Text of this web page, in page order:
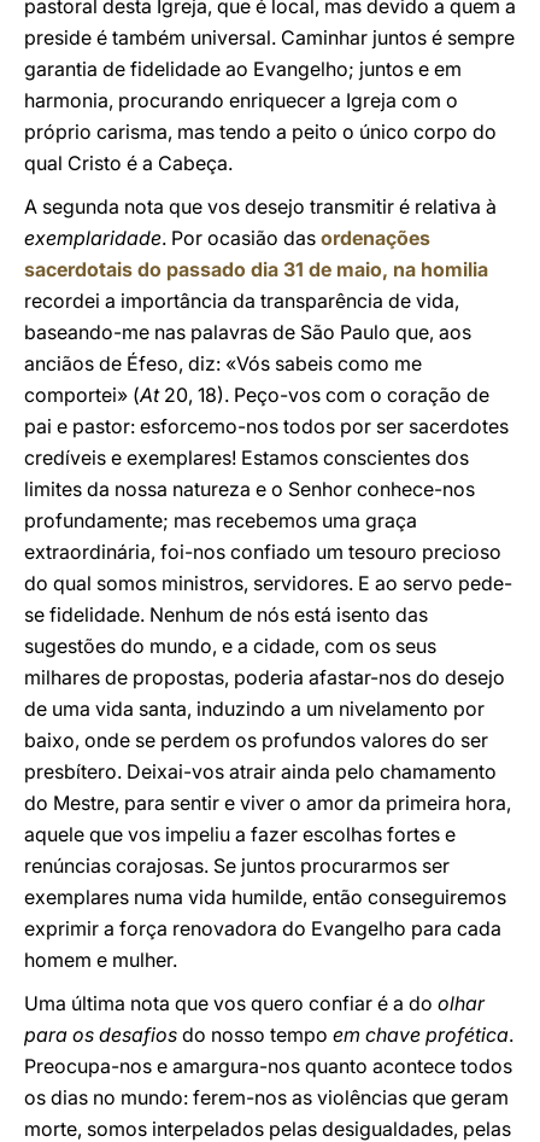
pastoral desta Igreja, que é local, mas devido a quem a
preside é também universal. Caminhar juntos é sempre
garantia de fidelidade ao Evangelho; juntos e em
harmonia, procurando enriquecer a Igreja com o
próprio carisma, mas tendo a peito o único corpo do
qual Cristo é a Cabeça.
A segunda nota que vos desejo transmitir é relativa à
exemplaridade. Por ocasião das ordenações
sacerdotais do passado dia 31 de maio, na homilia
recordei a importância da transparência de vida,
baseando-me nas palavras de São Paulo que, aos
anciãos de Éfeso, diz: «Vós sabeis como me
comportei» (At20, 18). Peço-vos com o coração de
pai e pastor: esforcemo-nos todos por ser sacerdotes
credíveis e exemplares! Estamos conscientes dos
limites da nossa natureza e o Senhor conhece-nos
profundamente; mas recebemos uma graça
extraordinária, foi-nos confiado um tesouro precioso
do qual somos ministros, servidores. E ao servo pede-
se fidelidade. Nenhum de nós está isento das
sugestões do mundo, e a cidade, com os seus
milhares de propostas, poderia afastar-nos do desejo
de uma vida santa, induzindo a um nivelamento por
baixo, onde se perdem os profundos valores do ser
presbítero. Deixai-vos atrair ainda pelo chamamento
do Mestre, para sentir e viver o amor da primeira hora,
aquele que vos impeliu a fazer escolhas fortes e
renúncias corajosas. Se juntos procurarmos ser
exemplares numa vida humilde, então conseguiremos
exprimir a força renovadora do Evangelho para cada
homem e mulher.
Uma última nota que vos quero confiar é a do olhar
para os desafios do nosso tempo em chave profética.
Preocupa-nos e amargura-nos quanto acontece todos
os dias no mundo: ferem-nos as violências que geram
morte, somos interpelados pelas desigualdades, pelas